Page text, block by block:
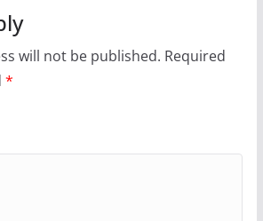
will not be published. Required
*